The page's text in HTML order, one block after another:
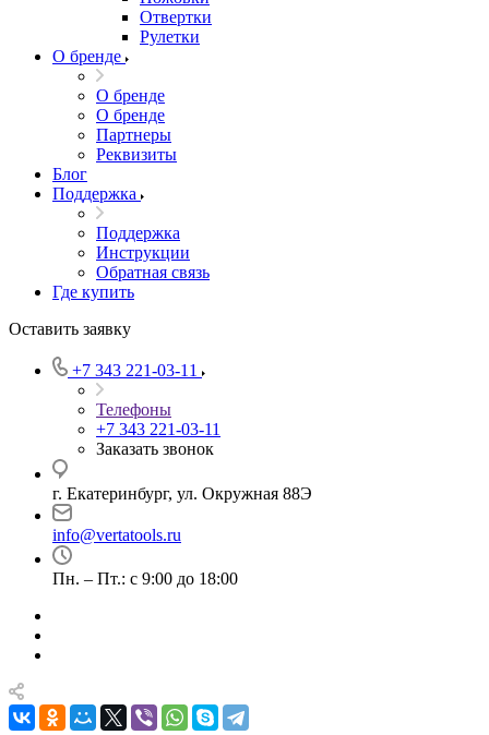
Отвертки
Рулетки
О бренде
О бренде
О бренде
Партнеры
Реквизиты
Блог
Поддержка
Поддержка
Инструкции
Обратная связь
Где купить
Оставить заявку
+7 343 221-03-11
Телефоны
+7 343 221-03-11
Заказать звонок
г. Екатеринбург, ул. Окружная 88Э
info@vertatools.ru
Пн. – Пт.: с 9:00 до 18:00